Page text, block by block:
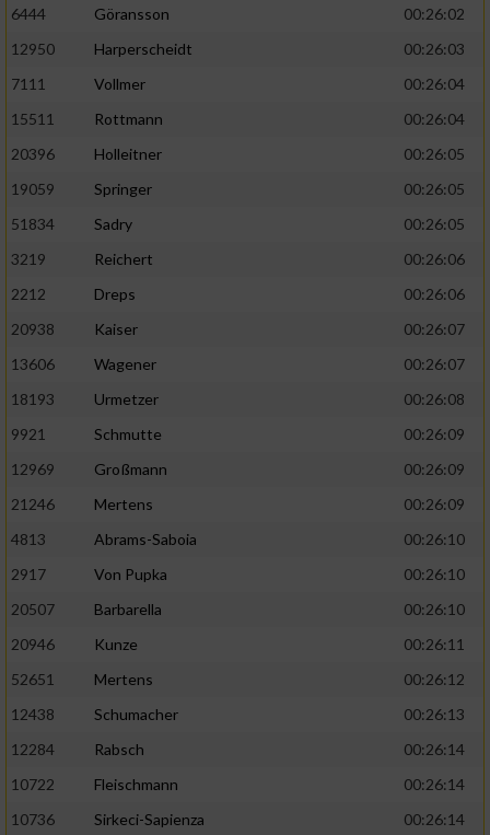
6444
Göransson
00:26:02
12950
Harperscheidt
00:26:03
7111
Vollmer
00:26:04
15511
Rottmann
00:26:04
20396
Holleitner
00:26:05
19059
Springer
00:26:05
51834
Sadry
00:26:05
3219
Reichert
00:26:06
2212
Dreps
00:26:06
20938
Kaiser
00:26:07
13606
Wagener
00:26:07
18193
Urmetzer
00:26:08
9921
Schmutte
00:26:09
12969
Großmann
00:26:09
21246
Mertens
00:26:09
4813
Abrams-Saboia
00:26:10
2917
Von Pupka
00:26:10
20507
Barbarella
00:26:10
20946
Kunze
00:26:11
52651
Mertens
00:26:12
12438
Schumacher
00:26:13
12284
Rabsch
00:26:14
10722
Fleischmann
00:26:14
10736
Sirkeci-Sapienza
00:26:14